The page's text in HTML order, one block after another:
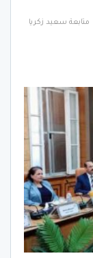
سعيد زكريا